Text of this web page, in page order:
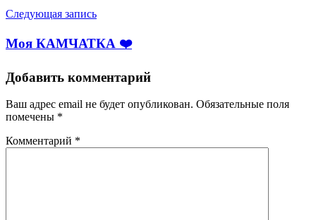
Следующая запись
Моя КАМЧАТКА ❤️
Добавить комментарий
Ваш адрес email не будет опубликован. Обязательные поля
помечены *
Комментарий *